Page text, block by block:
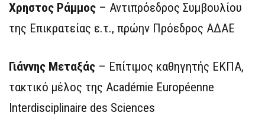
Χρηστος Ράμμος – Αντιπρόεδρος Συμβουλίου
της Επικρατείας ε.τ., πρώην Πρόεδρος ΑΔΑΕ
Γιάννης Μεταξάς – Επίτιμος καθηγητής ΕΚΠΑ,
τακτικό μέλος της Académie Européenne
Interdisciplinaire des Sciences